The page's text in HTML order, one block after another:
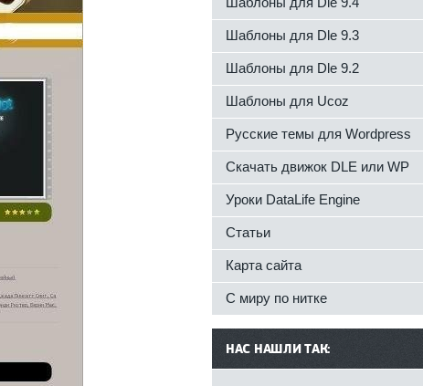
Шаблоны для Dle 9.3
Шаблоны для Dle 9.2
Шаблоны для Ucoz
Русские темы для Wordpress
Скачать движок DLE или WP
Уроки DataLife Engine
Статьи
Карта сайта
С миру по нитке
НАС НАШЛИ ТАК: